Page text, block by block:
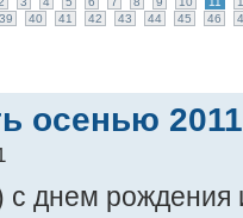
39 40 41 42 43 44 45 46
осенью
с днем